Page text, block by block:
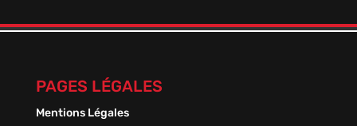
PAGES LÉGALES
Mentions Légales